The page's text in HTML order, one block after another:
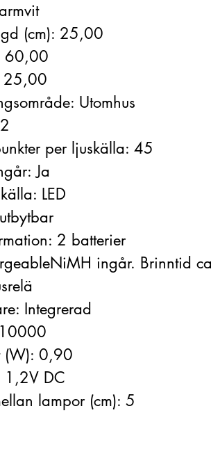
(cm): 25,00
60,00
25,00
Utomhus
per ljuskälla: 45
Ja
LED
2 batterier
ingår. Brinntid
Integrerad
(W): 0,90
1,2V DC
lampor (cm): 5